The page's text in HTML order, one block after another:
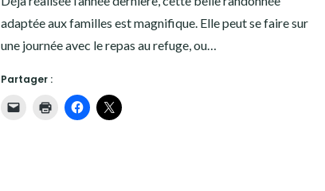
adaptée aux familles est magnifique. Elle peut se faire sur
une journée avec le repas au refuge, ou…
Partager :